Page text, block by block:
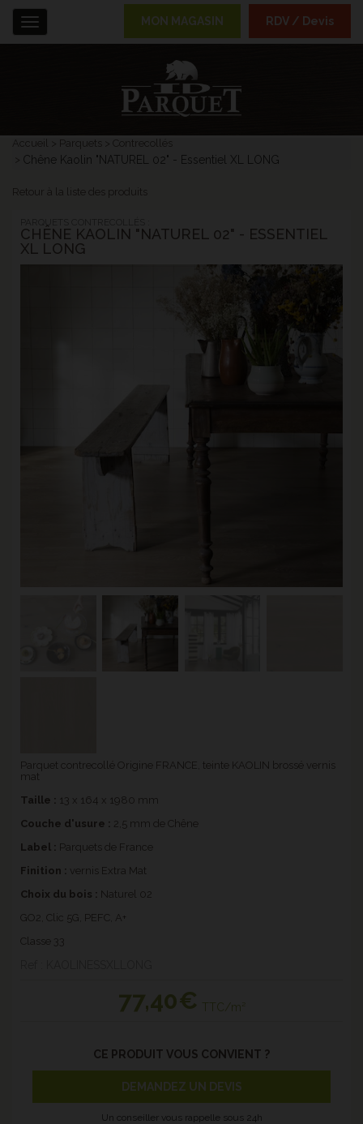
Accueil Parquets Contrecollés
Chêne Kaolin "NATUREL 02" - Essentiel XL LONG
Retour à la liste des produits
CHÊNE KAOLIN "NATUREL 02" - ESSENTIEL
XL LONG
Parquet contrecollé Origine FRANCE, teinte KAOLIN brossé vernis
mat
Taille : 13 x 164 x 1980 mm
Couche d'usure :
2,5 mm de Chêne
Label : Parquets de France
Finition : vernis Extra Mat
Choix du bois : Naturel 02
GO2, Clic 5G, PEFC, A+
Classe 33
77,40€ TTC/m²
CE PRODUIT VOUS CONVIENT ?
DEMANDEZ UN DEVIS
Un conseiller vous rappelle sous 24h
Menu MON MAGASIN RDV / Devis